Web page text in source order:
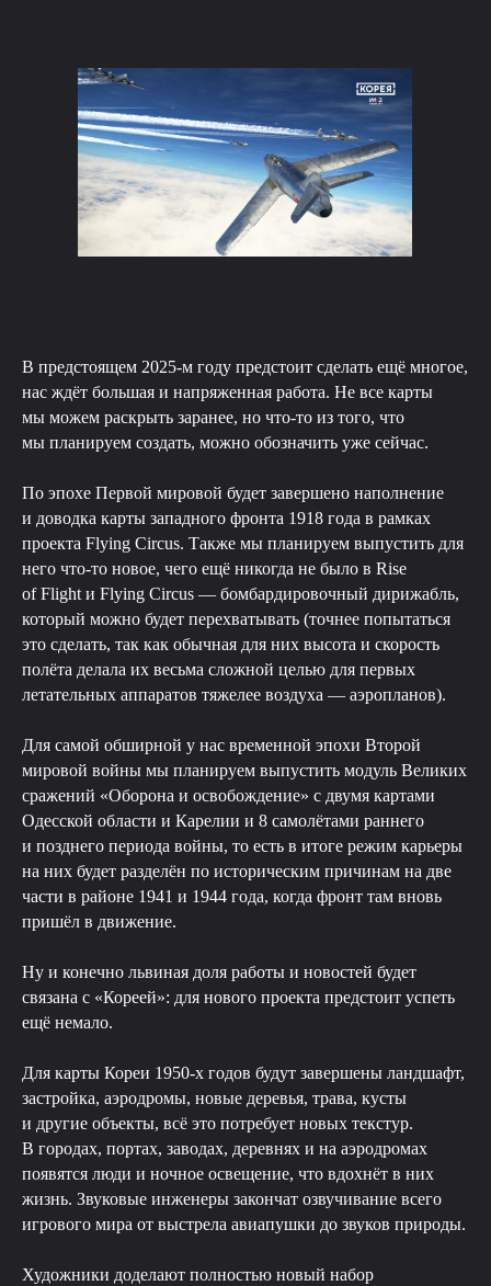
В предстоящем 2025-м году предстоит сделать ещё многое,
нас ждёт большая и напряженная работа. Не все карты
мы можем раскрыть заранее, но что-то из того, что
мы планируем создать, можно обозначить уже сейчас.
По эпохе Первой мировой будет завершено наполнение
и доводка карты западного фронта 1918 года в рамках
проекта Flying Circus. Также мы планируем выпустить для
него что-то новое, чего ещё никогда не было в Rise
of Flight и Flying Circus — бомбардировочный дирижабль,
который можно будет перехватывать (точнее попытаться
это сделать, так как обычная для них высота и скорость
полёта делала их весьма сложной целью для первых
летательных аппаратов тяжелее воздуха — аэропланов).
Для самой обширной у нас временной эпохи Второй
мировой войны мы планируем выпустить модуль Великих
сражений «Оборона и освобождение» с двумя картами
Одесской области и Карелии и 8 самолётами раннего
и позднего периода войны, то есть в итоге режим карьеры
на них будет разделён по историческим причинам на две
части в районе 1941 и 1944 года, когда фронт там вновь
пришёл в движение.
Ну и конечно львиная доля работы и новостей будет
связана с «Кореей»: для нового проекта предстоит успеть
ещё немало.
Для карты Кореи 1950-х годов будут завершены ландшафт,
застройка, аэродромы, новые деревья, трава, кусты
и другие объекты, всё это потребует новых текстур.
В городах, портах, заводах, деревнях и на аэродромах
появятся люди и ночное освещение, что вдохнёт в них
жизнь. Звуковые инженеры закончат озвучивание всего
игрового мира от выстрела авиапушки до звуков природы.
Художники доделают полностью новый набор